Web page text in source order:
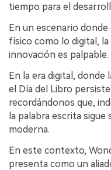
Publicación
Freelancer
Centro de
Explorar más
Edita y personaliza
Descuento
Adquiere PDFelement
Descarga las
tiempo para el
En un escenario
físico como lo digital,
innovación es palpable.
En la era digital,
el Día del Libro
recordándonos que,
la palabra escrita sigue
moderna.
En este contexto,
presenta como un